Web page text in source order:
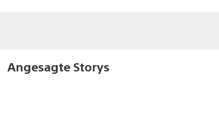
Angesagte Storys